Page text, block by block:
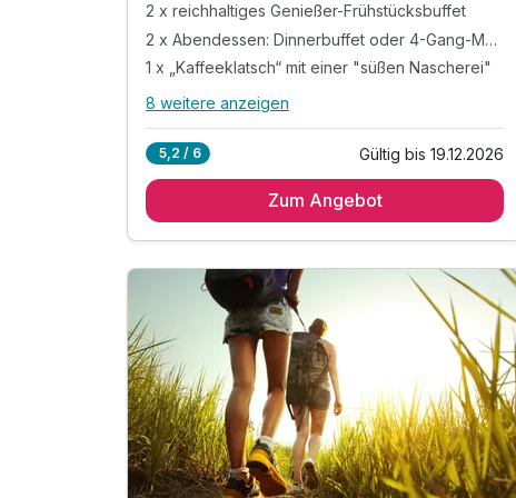
2 x reichhaltiges Genießer-Frühstücksbuffet
2 x Abendessen: Dinnerbuffet oder 4-Gang-Menü*
1 x „Kaffeeklatsch“ mit einer "süßen Nascherei"
Alle Inklusivleistungen
2 x reichhaltiges Genießer-Frühstücksbuffet
1 x „Kaffeeklatsch“ mit einer "süßen Nascherei"
1 Fl. Sekt - Privat Cuveé pro Zimmer
1 x kleines „Beauty Paket“ im Zimmer
*Nach Wahl des Küchenchefs
inkl. Westerwald-Card mit Ermäßigungen o. ä.
inkl. Nutzung der Sauna mit Voranmeldung
inkl. Leihbademantel & Frotteeslipper
inkl. Nutzung "Wäller-Wohlfühl- & Fitness(t)raum"
8 weitere anzeigen
5,2 / 6 Gültig bis 19.12.2026
Zum Angebot